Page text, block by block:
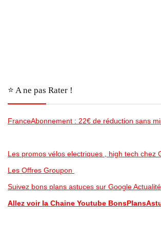
⭐️ A ne pas Rater !
FranceAbonnement : 22€ de réduction sans
Les promos vélos electriques , high tech chez
Les Offres Groupon
Suivez bons plans astuces sur Google
Allez voir la Chaine Youtube